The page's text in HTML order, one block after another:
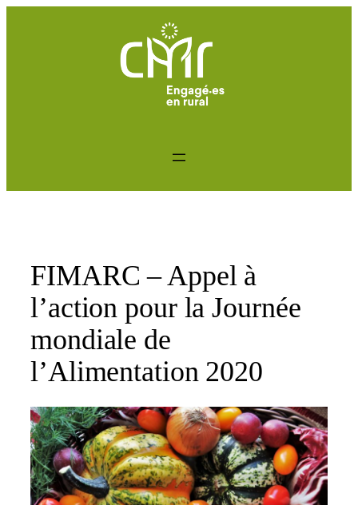
FIMARC – Appel à
l’action pour la Journée
mondiale de
l’Alimentation 2020